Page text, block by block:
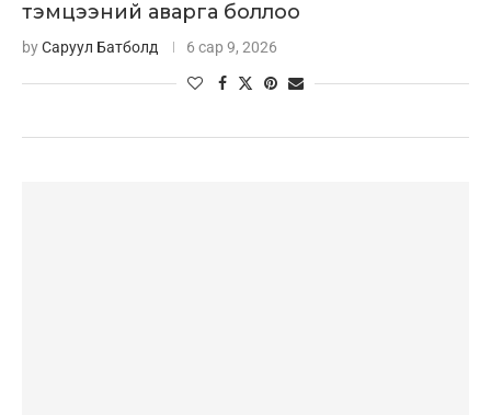
тэмцээний аварга боллоо
byСаруул Батболд 6 сар 9, 2026